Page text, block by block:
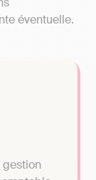
éventuelle.